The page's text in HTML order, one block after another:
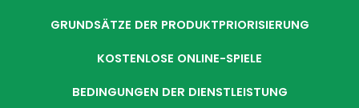
GRUNDSÄTZE DER PRODUKTPRIORISIERUNG
KOSTENLOSE ONLINE-SPIELE
BEDINGUNGEN DER DIENSTLEISTUNG